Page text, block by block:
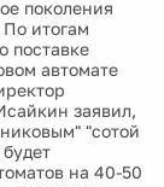
поколения
По итогам
поставке
автомате
заявил,
"сотой
на 40-50